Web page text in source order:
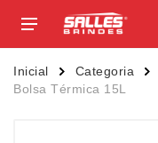
Inicial Categoria
Bolsa Térmica 15L